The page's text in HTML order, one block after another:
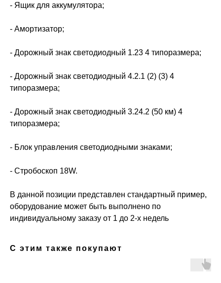
- Ящик для аккумулятора;
- Амортизатор;
- Дорожный знак светодиодный 1.23 4 типоразмера;
- Дорожный знак светодиодный 4.2.1 (2) (3) 4
типоразмера;
- Дорожный знак светодиодный 3.24.2 (50 км) 4
типоразмера;
- Блок управления светодиодными знаками;
- Стробоскоп 18W.
В данной позиции представлен стандартный пример,
оборудование может быть выполнено по
индивидуальному заказу от 1 до 2-х недель
С этим также покупают